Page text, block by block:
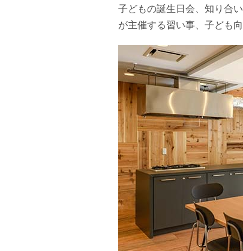
子どもの誕生日会、知り合
が主催する習い事、子ども